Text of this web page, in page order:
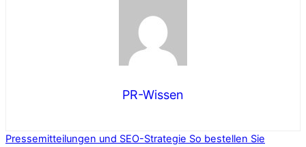
PR-Wissen
Pressemitteilungen und SEO-Strategie So bestellen Sie